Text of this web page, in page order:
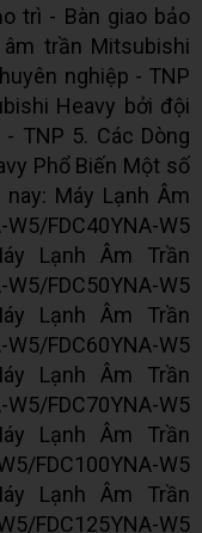
trì - Bàn giao bảo
trần Mitsubishi
nghiệp - TNP
Heavy bởi đội
TNP 5. Các Dòng
Phổ Biến Một số
Máy Lạnh Âm
FDC40YNA-W5
Lạnh Âm Trần
FDC50YNA-W5
Lạnh Âm Trần
FDC60YNA-W5
Lạnh Âm Trần
FDC70YNA-W5
Lạnh Âm Trần
FDC100YNA-W5
Lạnh Âm Trần
FDC125YNA-W5